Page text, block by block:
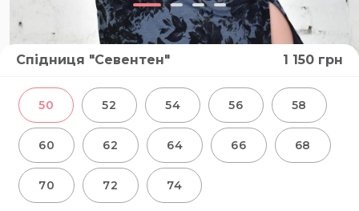
Cпідниця "Севентен" 1 150 грн
50 52 54 56 58
60 62 64 66 68
70 72 74